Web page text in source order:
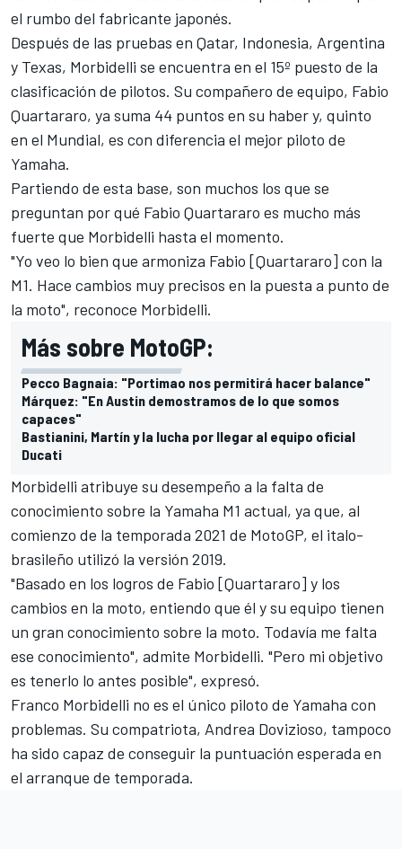
el rumbo del fabricante japonés.
Después de las pruebas en Qatar, Indonesia, Argentina
y Texas, Morbidelli se encuentra en el 15º puesto de la
clasificación de pilotos. Su compañero de equipo, Fabio
Quartararo, ya suma 44 puntos en su haber y, quinto
en el Mundial, es con diferencia el mejor piloto de
Yamaha.
Partiendo de esta base, son muchos los que se
preguntan por qué Fabio Quartararo es mucho más
fuerte que Morbidelli hasta el momento.
"Yo veo lo bien que armoniza Fabio [Quartararo] con la
M1. Hace cambios muy precisos en la puesta a punto de
la moto", reconoce Morbidelli.
Más sobre MotoGP:
Pecco Bagnaia: "Portimao nos permitirá hacer balance"
Márquez: "En Austin demostramos de lo que somos
capaces"
Bastianini, Martín y la lucha por llegar al equipo oficial
Ducati
Morbidelli atribuye su desempeño a la falta de
conocimiento sobre la Yamaha M1 actual, ya que, al
comienzo de la temporada 2021 de MotoGP, el italo-
brasileño utilizó la versión 2019.
"Basado en los logros de Fabio [Quartararo] y los
cambios en la moto, entiendo que él y su equipo tienen
un gran conocimiento sobre la moto. Todavía me falta
ese conocimiento", admite Morbidelli. "Pero mi objetivo
es tenerlo lo antes posible", expresó.
Franco Morbidelli no es el único piloto de Yamaha con
problemas. Su compatriota, Andrea Dovizioso, tampoco
ha sido capaz de conseguir la puntuación esperada en
el arranque de temporada.